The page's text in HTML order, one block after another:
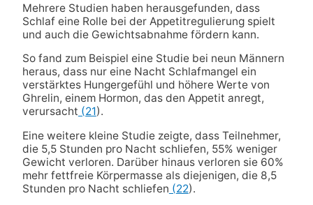
Mehrere Studien haben herausgefunden, dass
Schlaf eine Rolle bei der Appetitregulierung spielt
und auch die Gewichtsabnahme fördern kann.
So fand zum Beispiel eine Studie bei neun Männern
heraus, dass nur eine Nacht Schlafmangel ein
verstärktes Hungergefühl und höhere Werte von
Ghrelin, einem Hormon, das den Appetit anregt,
verursacht (21).
Eine weitere kleine Studie zeigte, dass Teilnehmer,
die 5,5 Stunden pro Nacht schliefen, 55% weniger
Gewicht verloren. Darüber hinaus verloren sie 60%
mehr fettfreie Körpermasse als diejenigen, die 8,5
Stunden pro Nacht schliefen (22).